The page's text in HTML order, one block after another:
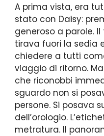
A prima vista, era
stato con Daisy:
generoso a parole.
tirava fuori la sedia
chiedere a tutti
viaggio di ritorno.
che riconobbi
sguardo non si
persone. Si posava
dell’orologio.
metratura. Il